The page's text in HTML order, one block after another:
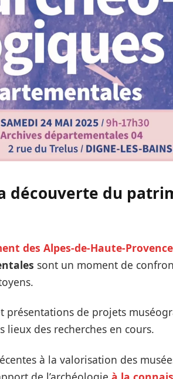
découverte du
des Alpes-de-Haute-Provence
sont un moment de
présentations de projets
lieux des recherches en cours.
à la valorisation des